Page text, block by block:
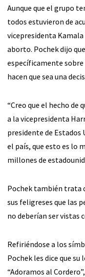
Aunque que el grupo
todos estuvieron de
vicepresidenta
aborto. Pochek dijo
específicamente
hacen que sea una
“Creo que el hecho de
a la vicepresidenta
presidente de Estados
el país, que esto es lo
millones de
Pochek también trata
sus feligreses que las
no deberían ser vistas
Refiriéndose a los
Pochek les dice que
“Adoramos al